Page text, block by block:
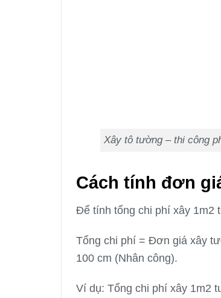
Xây tô tường – thi công
Cách tính đơn
Để tính tổng chi phí xây 1m2
Tổng chi phí = Đơn giá xây
100 cm (Nhân công).
Ví dụ: Tổng chi phí xây 1m2